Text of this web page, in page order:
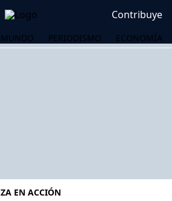
Contribuye
MUNDO PERIODISMO ECONOMÍA
EN ACCIÓN